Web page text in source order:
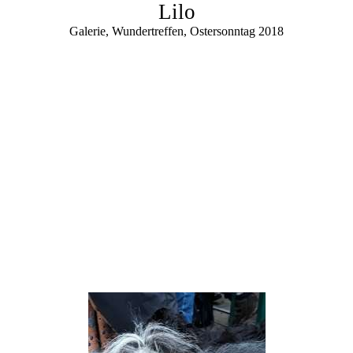
Lilo
Galerie, Wundertreffen, Ostersonntag 2018